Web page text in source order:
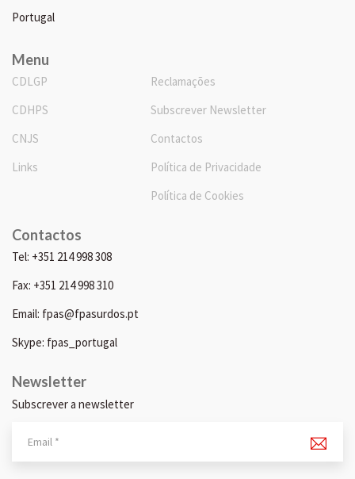
Portugal
Menu
CDLGP
CDHPS
CNJS
Links
Reclamações
Subscrever Newsletter
Contactos
Política de Privacidade
Política de Cookies
Contactos
Tel: +351 214 998 308
Fax: +351 214 998 310
Email: fpas@fpasurdos.pt
Skype: fpas_portugal
Newsletter
Subscrever a newsletter